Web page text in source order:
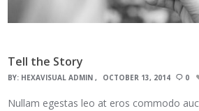
Tell the Story
BY: HEXAVISUAL ADMIN OCTOBER 13, 2014 0
Nullam egestas leo at eros commodo